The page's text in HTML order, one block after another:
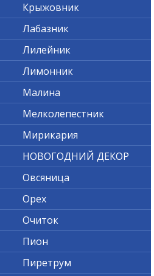
Крыжовник
Лабазник
Лилейник
Лимонник
Малина
Мелколепестник
Мирикария
НОВОГОДНИЙ ДЕКОР
Овсяница
Орех
Очиток
Пион
Пиретрум